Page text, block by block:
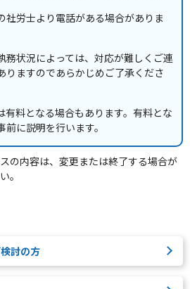
社労士より電話がある場合がありま
務状況によっては、対応が難しくご連
りますのであらかじめご了承くださ
有料となる場合もあります。有料とな
に説明を行います。
の内容は、変更または終了する場合が
。
討の方